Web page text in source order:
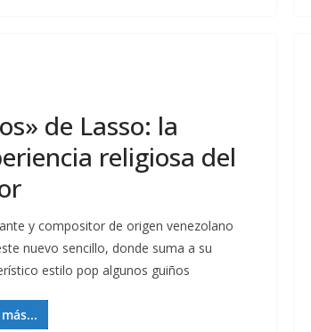
de Lasso: la
religiosa del
y compositor de origen venezolano
nuevo sencillo, donde suma a su
estilo pop algunos guiños